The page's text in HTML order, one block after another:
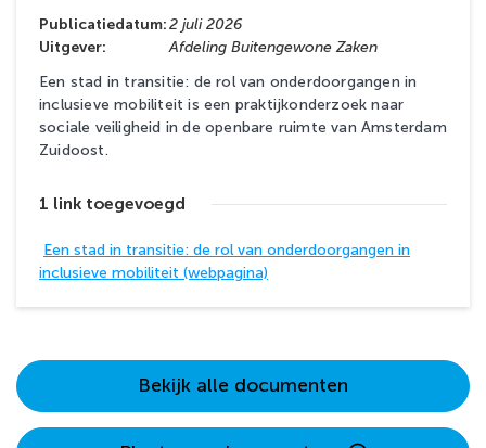
Publicatiedatum:2 juli 2026
Uitgever:
Afdeling Buitengewone Zaken
Een stad in transitie: de rol van onderdoorgangen in
inclusieve mobiliteit is een praktijkonderzoek naar
sociale veiligheid in de openbare ruimte van Amsterdam
Zuidoost.
1 link toegevoegd
Een stad in transitie: de rol van onderdoorgangen in
inclusieve mobiliteit (webpagina)
Bekijk alle documenten